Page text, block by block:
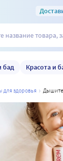
бад Красота и
для здоровья